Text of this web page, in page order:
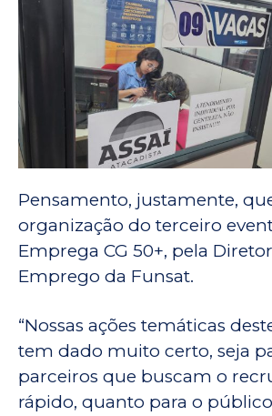
Pensamento, justamente,
organização do terceiro
Emprega CG 50+, pela
Emprego da Funsat.
“Nossas ações temáticas
tem dado muito certo, seja
parceiros que buscam o
rápido, quanto para o